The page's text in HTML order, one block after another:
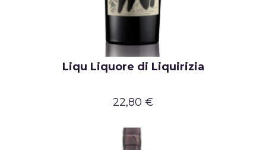
Liqu Liquore di Liquirizia
22,80 €